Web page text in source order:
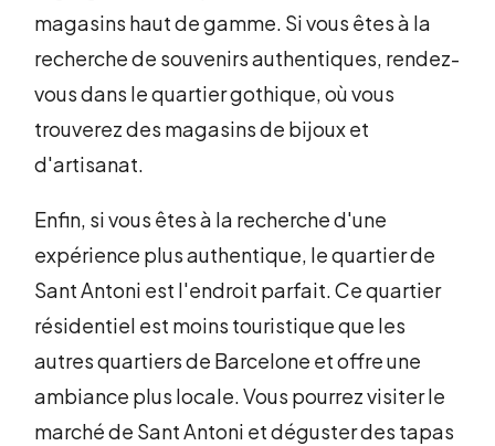
magasins haut de gamme. Si vous êtes à la
recherche de souvenirs authentiques, rendez-
vous dans le quartier gothique, où vous
trouverez des magasins de bijoux et
d'artisanat.
Enfin, si vous êtes à la recherche d'une
expérience plus authentique, le quartier de
Sant Antoni est l'endroit parfait. Ce quartier
résidentiel est moins touristique que les
autres quartiers de Barcelone et offre une
ambiance plus locale. Vous pourrez visiter le
marché de Sant Antoni et déguster des tapas